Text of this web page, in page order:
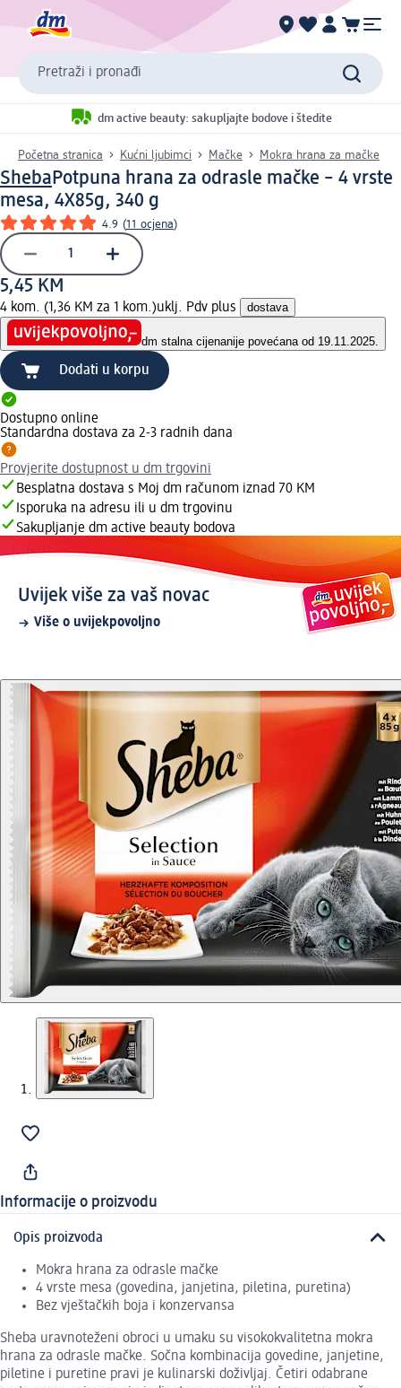
Pretraži i pronađi
dm active beauty: sakupljajte bodove i štedite
Početna stranica Kućni ljubimci Mačke Mokra hrana za mačke
ShebaPotpuna hrana za odrasle mačke – 4 vrste
mesa, 4X85g, 340 g
4.9 (11 ocjena)
5,45 KM
4 kom. (1,36 KM za 1 kom.)uklj. Pdv plus dostava
dm stalna cijenanije povećana od 19.11.2025.
Dodati u korpu
Dostupno online
Standardna dostava za 2-3 radnih dana
Provjerite dostupnost u dm trgovini
Besplatna dostava s Moj dm računom iznad 70 KM
Isporuka na adresu ili u dm trgovinu
Sakupljanje dm active beauty bodova
Uvijek više za vaš novac
Više o uvijekpovoljno
Informacije o proizvodu
Opis proizvoda
Mokra hrana za odrasle mačke
4 vrste mesa (govedina, janjetina, piletina, puretina)
Bez vještačkih boja i konzervansa
Sheba uravnoteženi obroci u umaku su visokokvalitetna mokra
hrana za odrasle mačke. Sočna kombinacija govedine, janjetine,
piletine i puretine pravi je kulinarski doživljaj. Četiri odabrane